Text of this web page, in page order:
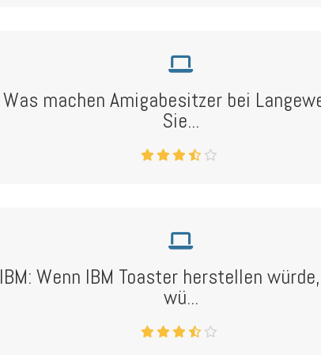
Was machen Amigabesitzer bei
Sie...
IBM: Wenn IBM Toaster herstellen
wü...